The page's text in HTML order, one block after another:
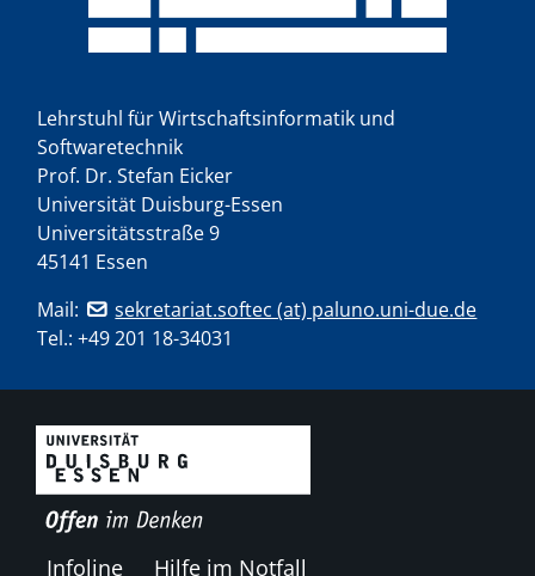
Lehrstuhl für Wirtschaftsinformatik und
Softwaretechnik
Prof. Dr. Stefan Eicker
Universität Duisburg-Essen
Universitätsstraße 9
45141 Essen
Mail:
sekretariat.softec (at) paluno.uni-due.de
Tel.: +49 201 18-34031
Infoline Hilfe im Notfall